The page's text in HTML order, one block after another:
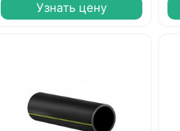
Узнать цену